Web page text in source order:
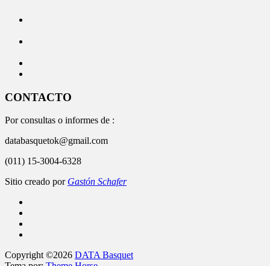
CONTACTO
Por consultas o informes de :
databasquetok@gmail.com
(011) 15-3004-6328
Sitio creado por Gastón Schafer
Copyright ©2026 DATA Basquet